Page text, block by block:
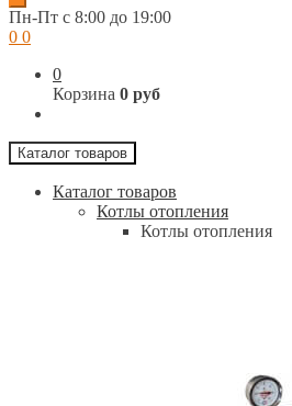
Пн-Пт c 8:00 до 19:00
0 0
0
Корзина 0 руб
Каталог товаров
Каталог товаров
Котлы отопления
Котлы отопления